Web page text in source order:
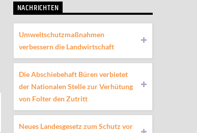
NACHRICHTEN
Umweltschutzmaßnahmen
verbessern die Landwirtschaft
Die Abschiebehaft Büren verbietet
der Nationalen Stelle zur Verhütung
von Folter den Zutritt
Neues Landesgesetz zum Schutz vor